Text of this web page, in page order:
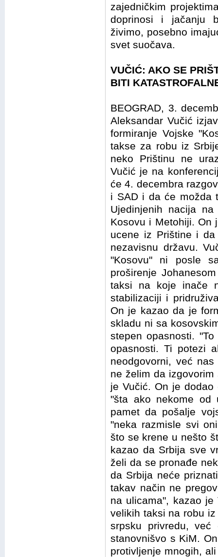
zajedničkim
doprinosi i jačanju
živimo, posebno
svet suočava.
VUČIĆ: AKO SE
BITI
BEOGRAD, 3.
Aleksandar Vučić
formiranje Vojske
takse za robu iz
neko Prištinu ne
Vučić je na
će 4. decembra
i SAD i da će možda
Ujedinjenih nacija
Kosovu i Metohiji. On
ucene iz Prištine i
nezavisnu državu.
"Kosovu" ni posle
proširenje
taksi na koje inače
stabilizaciji i
On je kazao da je
skladu ni sa
stepen opasnosti.
opasnosti. Ti potezi
neodgovorni, već
ne želim da
je Vučić. On je
"šta ako nekome od
pamet da pošalje
"neka razmisle svi
što se krene u nešto
kazao da Srbija sve
želi da se pronađe
da Srbija neće
takav način ne
na ulicama", kazao
velikih taksi na robu
srpsku privredu,
stanovnišvo s KiM.
protivljenje mnogih,